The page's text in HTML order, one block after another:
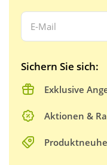
Ihre E-Mail Adresse:
Sichern Sie sich:
Exklusive
Aktionen &